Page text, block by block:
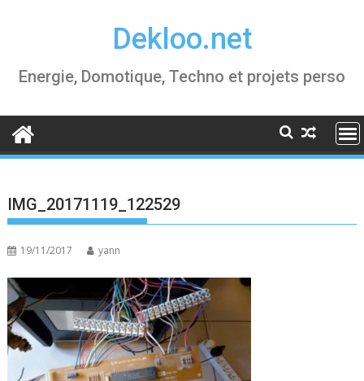
Dekloo.net
Energie, Domotique, Techno et projets perso
IMG_20171119_122529
19/11/2017 yann